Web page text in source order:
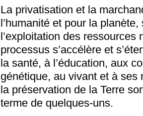
La privatisation et la
l’humanité et pour la
l’exploitation des
processus s’accélère et
la santé, à l’éducation, aux
génétique, au vivant et à
la préservation de la Terre
terme de quelques-uns.